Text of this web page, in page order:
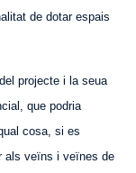
de dotar espais
projecte i la seua
que podria
cosa, si es
als veïns i veïnes de